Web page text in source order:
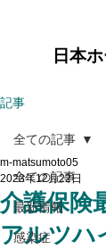
日本
記事
全ての記事
最新情報
感染症
全ての記事
介護保険
アルツハ
m-matsumoto05
2023年12月22日